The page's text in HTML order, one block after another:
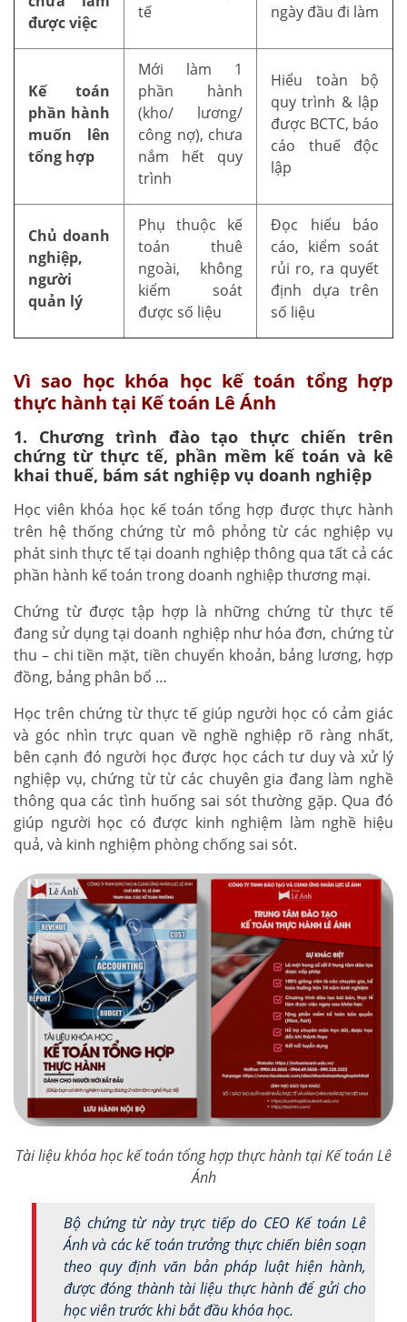
được việc
tế
ngày đầu đi làm
Kế toán
phần hành
muốn lên
tổng hợp
Mới làm 1
phần hành
(kho/ lương/
công nợ), chưa
nắm hết quy
trình
Hiểu toàn bộ
quy trình & lập
được BCTC, báo
cáo thuế độc
lập
Chủ doanh
nghiệp,
người
quản lý
Phụ thuộc kế
toán thuê
ngoài, không
kiểm soát
được số liệu
Đọc hiểu báo
cáo, kiểm soát
rủi ro, ra quyết
định dựa trên
số liệu
Vì sao học khóa học kế toán tổng hợp
thực hành tại Kế toán Lê Ánh
1. Chương trình đào tạo thực chiến trên
chứng từ thực tế, phần mềm kế toán và kê
khai thuế, bám sát nghiệp vụ doanh nghiệp
Học viên khóa học kế toán tổng hợp được thực hành
trên hệ thống chứng từ mô phỏng từ các nghiệp vụ
phát sinh thực tế tại doanh nghiệp thông qua tất cả các
phần hành kế toán trong doanh nghiệp thương mại.
Chứng từ được tập hợp là những chứng từ thực tế
đang sử dụng tại doanh nghiệp như hóa đơn, chứng từ
thu – chi tiền mặt, tiền chuyển khoản, bảng lương, hợp
đồng, bảng phân bổ …
Học trên chứng từ thực tế giúp người học có cảm giác
và góc nhìn trực quan về nghề nghiệp rõ ràng nhất,
bên cạnh đó người học được học cách tư duy và xử lý
nghiệp vụ, chứng từ từ các chuyên gia đang làm nghề
thông qua các tình huống sai sót thường gặp. Qua đó
giúp người học có được kinh nghiệm làm nghề hiệu
quả, và kinh nghiệm phòng chống sai sót.
Tài liệu khóa học kế toán tổng hợp thực hành tại Kế toán Lê
Ánh
Bộ chứng từ này trực tiếp do CEO Kế toán Lê
Ánh và các kế toán trưởng thực chiến biên soạn
theo quy định văn bản pháp luật hiện hành,
được đóng thành tài liệu thực hành để gửi cho
học viên trước khi bắt đầu khóa học.